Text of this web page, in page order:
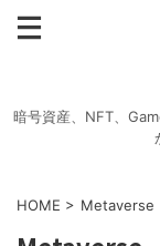
暗号資産、NFT、
HOME > Metaverse